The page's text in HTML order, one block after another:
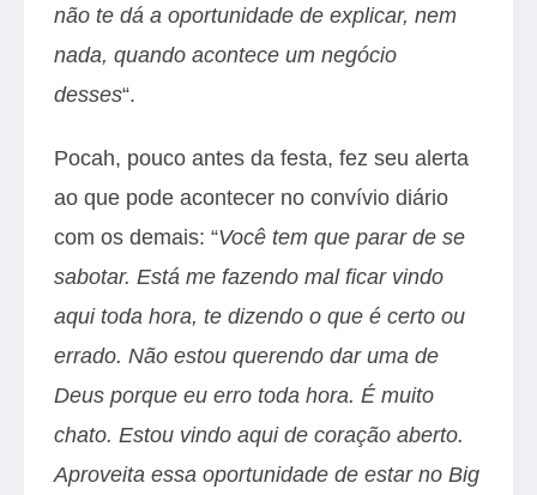
não te dá a oportunidade de explicar, nem
nada, quando acontece um negócio
desses“.
Pocah, pouco antes da festa, fez seu alerta
ao que pode acontecer no convívio diário
com os demais: “Você tem que parar de se
sabotar. Está me fazendo mal ficar vindo
aqui toda hora, te dizendo o que é certo ou
errado. Não estou querendo dar uma de
Deus porque eu erro toda hora. É muito
chato. Estou vindo aqui de coração aberto.
Aproveita essa oportunidade de estar no Big